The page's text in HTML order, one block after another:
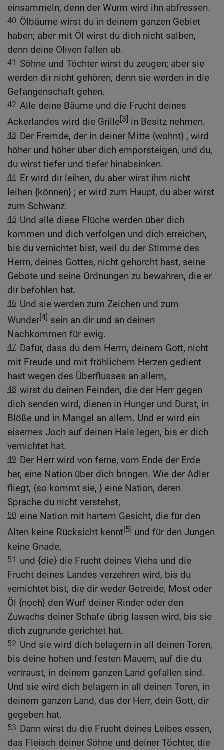
einsammeln, denn der Wurm wird ihn abfressen.
40 Ölbäume wirst du in deinem ganzen Gebiet
haben; aber mit Öl wirst du dich nicht salben,
denn deine Oliven fallen ab.
41
Söhne und Töchter wirst du zeugen; aber sie
werden dir nicht gehören, denn sie werden in die
Gefangenschaft gehen.
42 Alle deine Bäume und die Frucht deines
Ackerlandes wird die Grille[3] in Besitz nehmen.
43 Der Fremde, der in deiner Mitte {wohnt} , wird
höher und höher über dich emporsteigen, und du,
du wirst tiefer und tiefer hinabsinken.
44 Er wird dir leihen, du aber wirst ihm nicht
leihen {können} ; er wird zum Haupt, du aber wirst
zum Schwanz.
45 Und alle diese Flüche werden über dich
kommen und dich verfolgen und dich erreichen,
bis du vernichtet bist, weil du der Stimme des
Herrn, deines Gottes, nicht gehorcht hast, seine
Gebote und seine Ordnungen zu bewahren, die er
dir befohlen hat.
46 Und sie werden zum Zeichen und zum
Wunder[4] sein an dir und an deinen
Nachkommen für ewig.
47 Dafür, dass du dem Herrn, deinem Gott, nicht
mit Freude und mit fröhlichem Herzen gedient
hast wegen des Überflusses an allem,
48 wirst du deinen Feinden, die der Herr gegen
dich senden wird, dienen in Hunger und Durst, in
Blöße und in Mangel an allem. Und er wird ein
eisernes Joch auf deinen Hals legen, bis er dich
vernichtet hat.
49 Der Herr wird von ferne, vom Ende der Erde
her, eine Nation über dich bringen. Wie der Adler
fliegt, {so kommt sie, } eine Nation, deren
Sprache du nicht verstehst,
50 eine Nation mit hartem Gesicht, die für den
Alten keine Rücksicht kennt[5] und für den Jungen
keine Gnade,
51 und {die} die Frucht deines Viehs und die
Frucht deines Landes verzehren wird, bis du
vernichtet bist, die dir weder Getreide, Most oder
Öl {noch} den Wurf deiner Rinder oder den
Zuwachs deiner Schafe übrig lassen wird, bis sie
dich zugrunde gerichtet hat.
52 Und sie wird dich belagern in all deinen Toren,
bis deine hohen und festen Mauern, auf die du
vertraust, in deinem ganzen Land gefallen sind.
Und sie wird dich belagern in all deinen Toren, in
deinem ganzen Land, das der Herr, dein Gott, dir
gegeben hat.
53 Dann wirst du die Frucht deines Leibes essen,
das Fleisch deiner Söhne und deiner Töchter, die